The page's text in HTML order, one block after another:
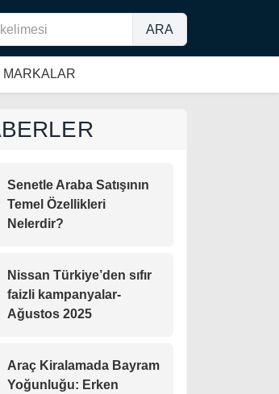
ARA
MARKALAR
Senetle Araba Satışının
Temel Özellikleri
Nelerdir?
Nissan Türkiye’den sıfır
faizli kampanyalar-
Ağustos 2025
Araç Kiralamada Bayram
Yoğunluğu: Erken